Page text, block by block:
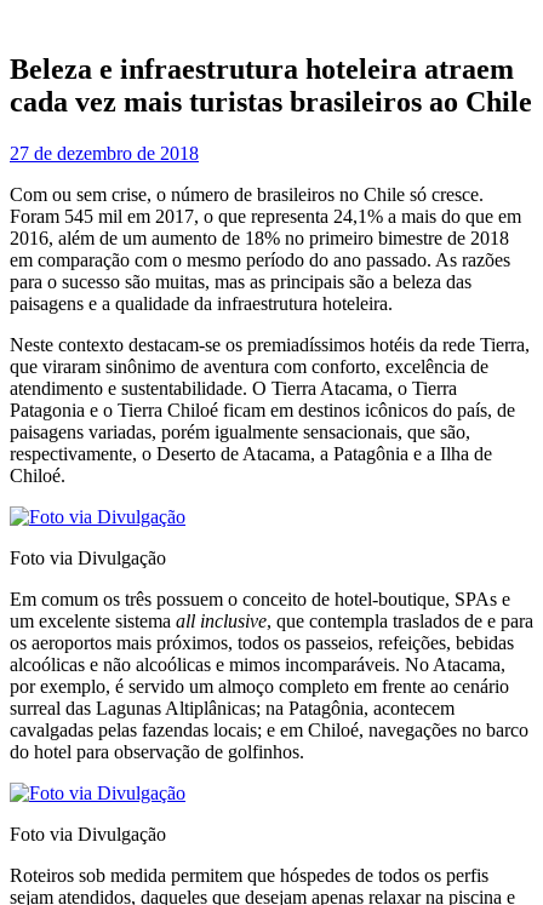
Beleza e infraestrutura hoteleira atraem
cada vez mais turistas brasileiros ao Chile
27 de dezembro de 2018
Com ou sem crise, o número de brasileiros no Chile só cresce.
Foram 545 mil em 2017, o que representa 24,1% a mais do que em
2016, além de um aumento de 18% no primeiro bimestre de 2018
em comparação com o mesmo período do ano passado. As razões
para o sucesso são muitas, mas as principais são a beleza das
paisagens e a qualidade da infraestrutura hoteleira.
Neste contexto destacam-se os premiadíssimos hotéis da rede Tierra,
que viraram sinônimo de aventura com conforto, excelência de
atendimento e sustentabilidade. O Tierra Atacama, o Tierra
Patagonia e o Tierra Chiloé ficam em destinos icônicos do país, de
paisagens variadas, porém igualmente sensacionais, que são,
respectivamente, o Deserto de Atacama, a Patagônia e a Ilha de
Chiloé.
Foto via Divulgação
Em comum os três possuem o conceito de hotel-boutique, SPAs e
um excelente sistema all inclusive, que contempla traslados de e para
os aeroportos mais próximos, todos os passeios, refeições, bebidas
alcoólicas e não alcoólicas e mimos incomparáveis. No Atacama,
por exemplo, é servido um almoço completo em frente ao cenário
surreal das Lagunas Altiplânicas; na Patagônia, acontecem
cavalgadas pelas fazendas locais; e em Chiloé, navegações no barco
do hotel para observação de golfinhos.
Foto via Divulgação
Roteiros sob medida permitem que hóspedes de todos os perfis
sejam atendidos, daqueles que desejam apenas relaxar na piscina e